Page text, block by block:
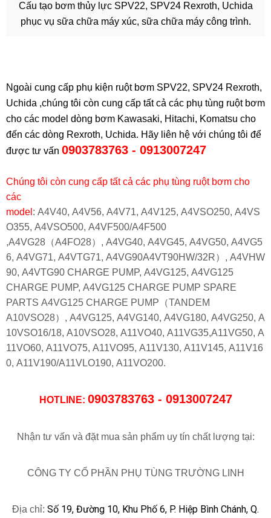
Cấu tạo bơm thủy lực SPV22, SPV24 Rexroth, Uchida
phục vụ sữa chữa máy xúc, sữa chữa máy công trình.
Ngoài cung cấp phụ kiện ruột bơm SPV22, SPV24 Rexroth,
Uchida ,chúng tôi còn cung cấp tất cả các phụ tùng ruột bơm
cho các model dòng bơm Kawasaki, Hitachi, Komatsu cho
đến các dòng Rexroth, Uchida. Hãy liên hệ với chúng tôi để
được tư vấn 0903783763 - 0913007247
Chúng tôi còn cung cấp tất cả các phụ tùng ruột bơm cho
các
model : A4V40, A4V56, A4V71, A4V125, A4VSO250, A4VS
O355, A4VSO500, A4VF500/A4F500
,A4VG28（A4FO28）, A4VG40, A4VG45, A4VG50, A4VG5
6, A4VG71, A4VTG71, A4VG90A4VT90HW/32R） , A4VHW
90, A4VTG90 CHARGE PUMP, A4VG125, A4VG125
CHARGE PUMP, A4VG125 CHARGE PUMP SPARE
PARTS A4VG125 CHARGE PUMP（TANDEM
A10VSO28）, A4VG125, A4VG140, A4VG180, A4VG250, A
10VSO16/18, A10VSO28, A11VO40, A11VG35,A11VG50, A
11VO60, A11VO75, A11VO95, A11V130, A11V145, A11V16
0, A11V190/A11VLO190, A11VO200.
HOTLINE: 0903783763 - 0913007247
Nhận tư vấn và đặt mua sản phẩm uy tín chất lượng tại:
CÔNG TY CỔ PHẦN PHỤ TÙNG TRƯỜNG LINH
Địa chỉ: Số 19, Đường 10, Khu Phố 6, P. Hiệp Bình Chánh, Q.